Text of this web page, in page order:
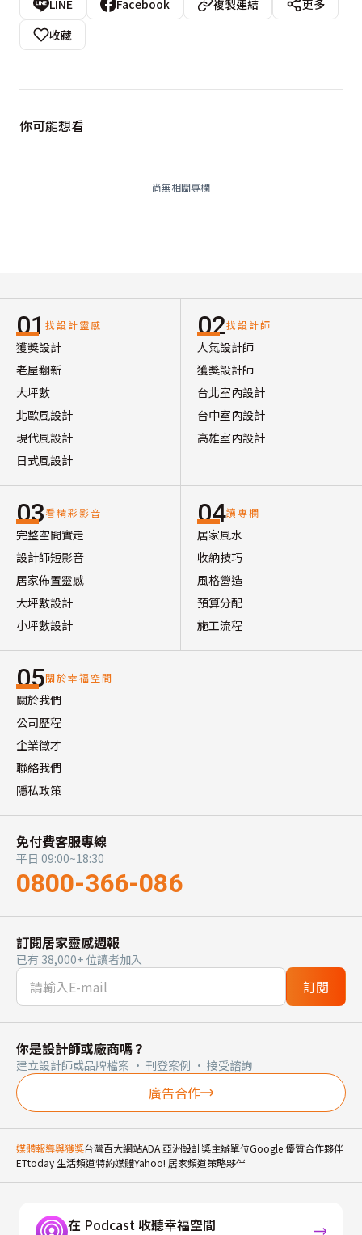
LINE Facebook 複製連結
更多
收藏
你可能想看
尚無相關專欄
01 找設計靈感
獲獎設計
老屋翻新
大坪數
北歐風設計
現代風設計
日式風設計
02找設計師
人氣設計師
獲獎設計師
台北室內設計
台中室內設計
高雄室內設計
03看精彩影音
完整空間實走
設計師短影音
居家佈置靈感
大坪數設計
小坪數設計
04讀專欄
居家風水
收納技巧
風格營造
預算分配
施工流程
05關於幸福空間
關於我們
公司歷程
企業徵才
聯絡我們
隱私政策
免付費客服專線
平日 09:00~18:30
0800-366-086
訂閱居家靈感週報
已有 38,000+ 位讀者加入
訂閱
你是設計師或廠商嗎？
建立設計師或品牌檔案 · 刊登案例 · 接受諮詢
廣告合作
媒體報導與獲獎台灣百大網站ADA 亞洲設計獎主辦單位Google 優質合作夥伴
ETtoday 生活頻道特約媒體Yahoo! 居家頻道策略夥伴
在 Podcast 收聽幸福空間